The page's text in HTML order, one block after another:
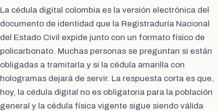
La cédula digital colombia es la versión electrónica del
documento de identidad que la Registraduría Nacional
del Estado Civil expide junto con un formato físico de
policarbonato. Muchas personas se preguntan si están
obligadas a tramitarla y si la cédula amarilla con
hologramas dejará de servir. La respuesta corta es que,
hoy, la cédula digital no es obligatoria para la población
general y la cédula física vigente sigue siendo válida